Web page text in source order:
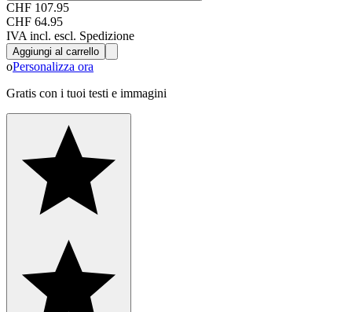
CHF 107.95
CHF 64.95
IVA incl. escl. Spedizione
Aggiungi al carrello
oPersonalizza ora
Gratis con i tuoi testi e immagini